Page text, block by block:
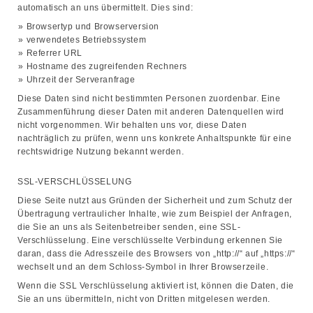
automatisch an uns übermittelt. Dies sind:
Browsertyp und Browserversion
verwendetes Betriebssystem
Referrer URL
Hostname des zugreifenden Rechners
Uhrzeit der Serveranfrage
Diese Daten sind nicht bestimmten Personen zuordenbar. Eine
Zusammenführung dieser Daten mit anderen Datenquellen wird
nicht vorgenommen. Wir behalten uns vor, diese Daten
nachträglich zu prüfen, wenn uns konkrete Anhaltspunkte für eine
rechtswidrige Nutzung bekannt werden.
SSL-VERSCHLÜSSELUNG
Diese Seite nutzt aus Gründen der Sicherheit und zum Schutz der
Übertragung vertraulicher Inhalte, wie zum Beispiel der Anfragen,
die Sie an uns als Seitenbetreiber senden, eine SSL-
Verschlüsselung. Eine verschlüsselte Verbindung erkennen Sie
daran, dass die Adresszeile des Browsers von „http://“ auf „https://“
wechselt und an dem Schloss-Symbol in Ihrer Browserzeile.
Wenn die SSL Verschlüsselung aktiviert ist, können die Daten, die
Sie an uns übermitteln, nicht von Dritten mitgelesen werden.